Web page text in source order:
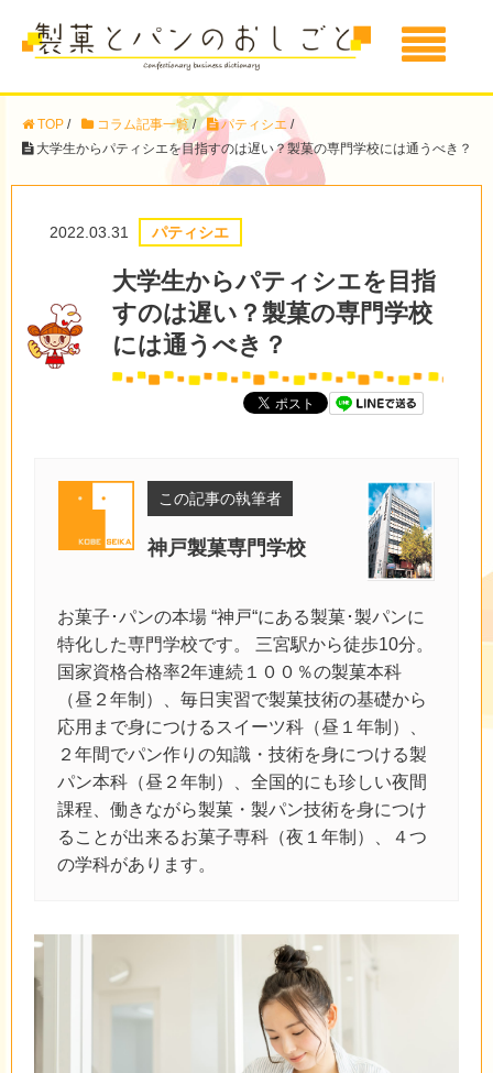
TOP / コラム記事一覧 / パティシエ /
大学生からパティシエを目指すのは遅い？製菓の専門学校には通うべき？
2022.03.31 パティシエ
大学生からパティシエを目指
すのは遅い？製菓の専門学校
には通うべき？
この記事の執筆者
神戸製菓専門学校
お菓子･パンの本場 “神戸“にある製菓･製パンに
特化した専門学校です。 三宮駅から徒歩10分。
国家資格合格率2年連続１００％の製菓本科
（昼２年制）、毎日実習で製菓技術の基礎から
応用まで身につけるスイーツ科（昼１年制）、
２年間でパン作りの知識・技術を身につける製
パン本科（昼２年制）、全国的にも珍しい夜間
課程、働きながら製菓・製パン技術を身につけ
ることが出来るお菓子専科（夜１年制）、４つ
の学科があります。